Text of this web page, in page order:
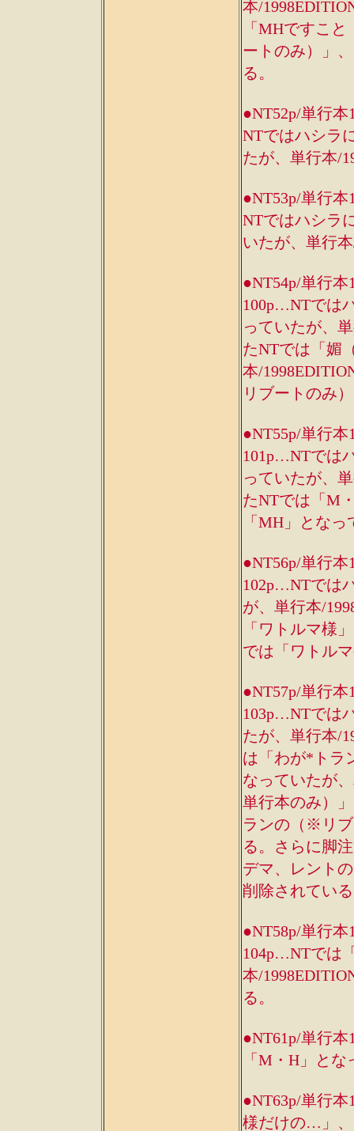
本/
「MHですこ
ートのみ）」
る。
●NT52p/単行
NTではハシラ
たが、単行本/
●NT53p/単行
NTではハシラ
いたが、単行
●NT54p/単行本
100p…NTでは
っていたが、
たNTでは「媚
本/
リブートのみ
●NT55p/単行本
101p…NTでは
っていたが、
たNTでは「M
「MH」とな
●NT56p/単行本
102p…NTでは
が、単行本/
「ワトルマ様
では「ワトル
●NT57p/単行本
103p…NTでは
たが、単行本/
は「わが*トラ
なっていたが
単行本のみ）
ランの（※リ
る。さらに脚
デマ、レント
削除されてい
●NT58p/単行本
104p…NTでは
本/
る。
●NT61p/単行
「M・H」と
●NT63p/単行
様だけの…」、